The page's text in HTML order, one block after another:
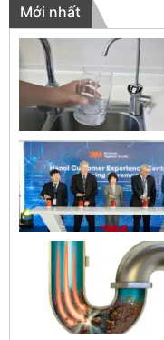
Mới nhất